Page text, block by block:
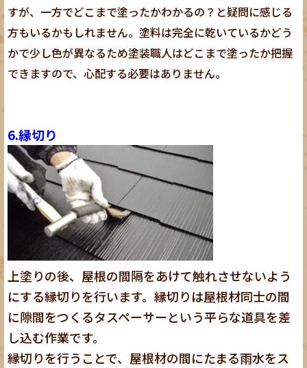
すが、一方でどこまで塗ったかわかるの？と疑問に感じる
方もいるかもしれません。塗料は完全に乾いているかどう
かで少し色が異なるため塗装職人はどこまで塗ったか把握
できますので、心配する必要はありません。
6.縁切り
上塗りの後、屋根の間隔をあけて触れさせないよう
にする縁切りを行います。縁切りは屋根材同士の間
に隙間をつくるタスペーサーという平らな道具を差
し込む作業です。
縁切りを行うことで、屋根材の間にたまる雨水をス